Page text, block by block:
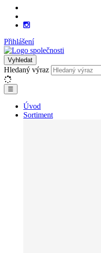
Přihlášení
Vyhledat
Hledaný výraz
☰
Úvod
Sortiment